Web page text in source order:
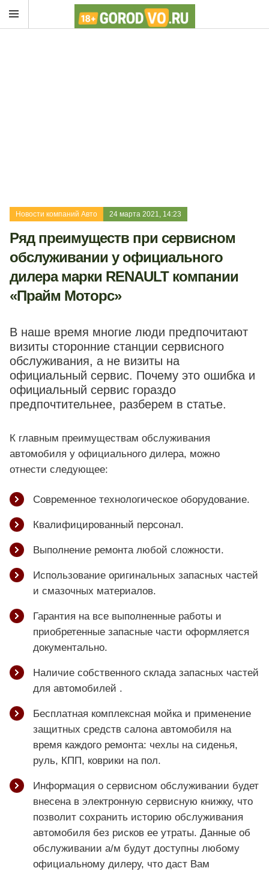
Новости компаний Авто 24 марта 2021, 14:23
Ряд преимуществ при сервисном
обслуживании у официального
дилера марки RENAULT компании
«Прайм Моторс»
В наше время многие люди предпочитают
визиты сторонние станции сервисного
обслуживания, а не визиты на
официальный сервис. Почему это ошибка и
официальный сервис гораздо
предпочтительнее, разберем в статье.
К главным преимуществам обслуживания
автомобиля у официального дилера, можно
отнести следующее:
Современное технологическое оборудование.
Квалифицированный персонал.
Выполнение ремонта любой сложности.
Использование оригинальных запасных частей
и смазочных материалов.
Гарантия на все выполненные работы и
приобретенные запасные части оформляется
документально.
Наличие собственного склада запасных частей
для автомобилей .
Бесплатная комплексная мойка и применение
защитных средств салона автомобиля на
время каждого ремонта: чехлы на сиденья,
руль, КПП, коврики на пол.
Информация о сервисном обслуживании будет
внесена в электронную сервисную книжку, что
позволит сохранить историю обслуживания
автомобиля без рисков ее утраты. Данные об
обслуживании а/м будут доступны любому
официальному дилеру, что даст Вам